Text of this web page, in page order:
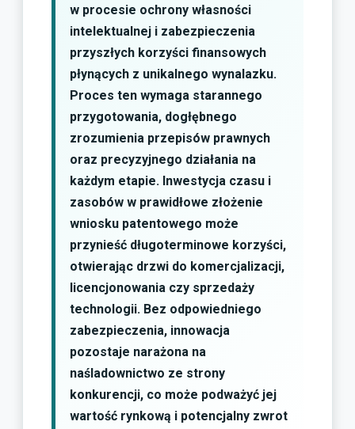
w procesie ochrony własności
intelektualnej i zabezpieczenia
przyszłych korzyści finansowych
płynących z unikalnego wynalazku.
Proces ten wymaga starannego
przygotowania, dogłębnego
zrozumienia przepisów prawnych
oraz precyzyjnego działania na
każdym etapie. Inwestycja czasu i
zasobów w prawidłowe złożenie
wniosku patentowego może
przynieść długoterminowe korzyści,
otwierając drzwi do komercjalizacji,
licencjonowania czy sprzedaży
technologii. Bez odpowiedniego
zabezpieczenia, innowacja
pozostaje narażona na
naśladownictwo ze strony
konkurencji, co może podważyć jej
wartość rynkową i potencjalny zwrot